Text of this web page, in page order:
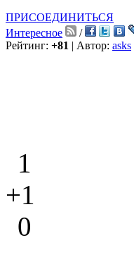
ПРИСОЕДИНИТЬСЯ
Интересное
/
Рейтинг: +81 | Автор: asks
1
+1
0